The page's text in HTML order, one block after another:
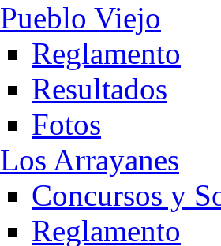
Pueblo Viejo
Reglamento
Resultados
Fotos
Los Arrayanes
Concursos y
Reglamento